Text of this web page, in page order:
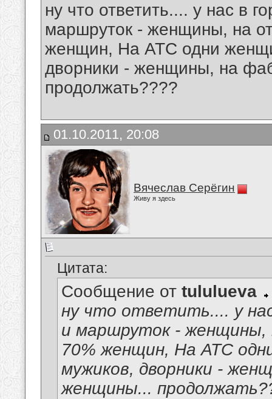
ну что ответить.... у нас в
маршруток - женщины, на
женщин, На АТС одни
дворники - женщины, на
продолжать????
01.10.2011, 20:08
Вячеслав Серёгин
Живу я здесь
Цитата:
Сообщение от tululueva
ну что ответить.... у
и маршруток - женщины,
70% женщин, На АТС
мужиков, дворники -
женщины...